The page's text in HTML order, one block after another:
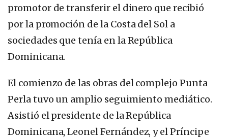
promotor de transferir el dinero que recibió
por la promoción de la Costa del Sol a
sociedades que tenía en la República
Dominicana.
El comienzo de las obras del complejo Punta
Perla tuvo un amplio seguimiento mediático.
Asistió el presidente de la República
Dominicana, Leonel Fernández, y el Príncipe